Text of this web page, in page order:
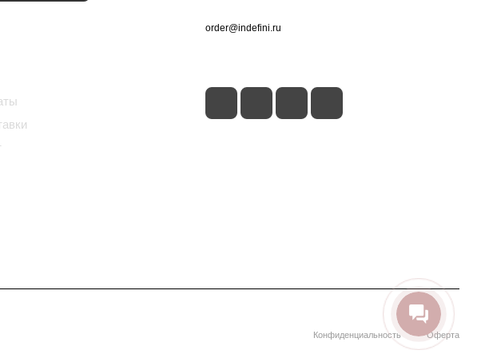
order@indefini.ru
Конфиденциальность Оферта